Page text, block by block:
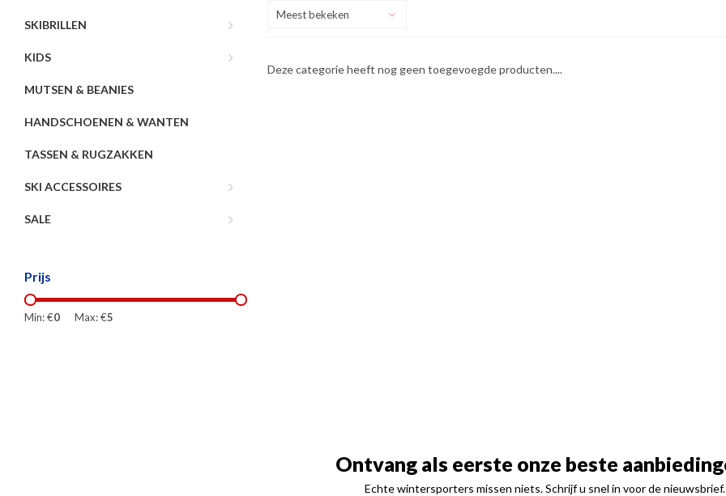
SKIBRILLEN
KIDS
MUTSEN & BEANIES
HANDSCHOENEN & WANTEN
TASSEN & RUGZAKKEN
SKI ACCESSOIRES
SALE
Prijs
Min: €0 Max: €5
Meest bekeken
Deze categorie heeft nog geen toegevoegde producten....
Ontvang als eerste onze beste
Echte wintersporters missen niets. Schrijf u snel in voor de nieuwsbrief.